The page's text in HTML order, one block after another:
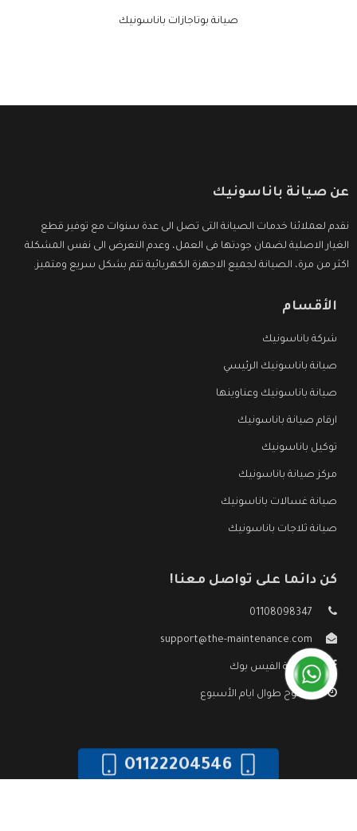
صيانة بوتاجازات باناسونيك
عن صيانة باناسونيك
نقدم لعملائنا خدمات الصيانة التى تصل الى عدة سنوات مع توفير قطع
الغيار الاصلية لضمان جودتها فى العمل، وعدم التعرض الى نفس المشكلة
اكثر من مرة، الصيانة لجميع الاجهزة الكهربائية تتم بشكل سريع ومتميز.
الأقسام
شركة باناسونيك
صيانة باناسونيك الرئيسي
صيانة باناسونيك وعناوينها
ارقام صيانة باناسونيك
توكيل باناسونيك
مركز صيانة باناسونيك
صيانة غسالات باناسونيك
صيانة ثلاجات باناسونيك
كن دائما على تواصل معنا!
01108098347
support@the-maintenance.com
صفحة الفيس بوك
مفتوح طوال ايام الأسبوع
01122204546